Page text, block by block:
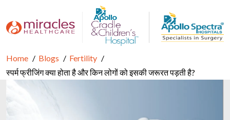
Home Blogs
Fertility
स्पर्म फ्रीजिंग क्या होता है और किन लोगों को इसकी जरूरत पड़ती है?